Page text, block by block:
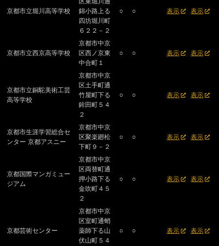
京都市立堀川高等学校
錦小路上る
四坊堀川町
６２２－２
○ ○ 表示 表示
京都市立西京高等学校
京都市中京
区西ノ京東
中合町１
○ ○ 表示 表示
京都市立銅駝美術工芸
高等学校
京都市中京
区土手町通
竹屋町下る
鉾田町５４
２
○ ○ 表示 表示
京都市生涯学習総合セ
ンター 京都アスニー
京都市中京
区聚楽廻松
下町９－２
○ ○ 表示 表示
京都国際マンガミュー
ジアム
京都市中京
区両替町通
押小路下る
金吹町４５
２
○ ○ 表示 表示
京都芸術センター
京都市中京
区室町通蛸
薬師下る山
伏山町５４
○ ○ 表示 表示